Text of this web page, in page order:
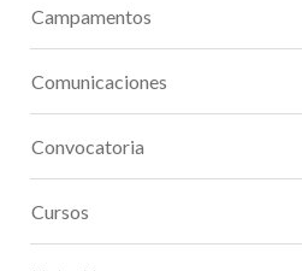
Campamentos
Comunicaciones
Convocatoria
Cursos